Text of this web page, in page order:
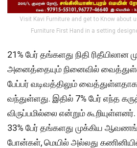
Visit Kavi Furniture and get to Know about
Furniture First Hand in a setting
21% பேர் தங்களது நிதி
அனைத்தையும் நினைவில்
பேப்பர் வடிவத்திலும்
வந்துள்ளது. இதில் 7% பேர் எந்த
விருப்பமில்லை என்றும்
33% பேர் தங்களது முக்கிய
போன்கள், மெயில் அல்லது